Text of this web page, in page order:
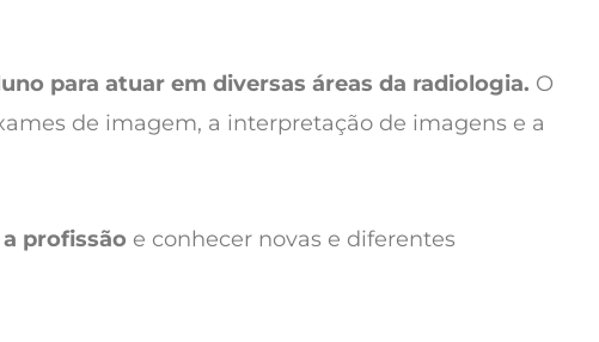
para atuar em diversas áreas da radiologia. O
de imagem, a interpretação de imagens e a
profissão e conhecer novas e diferentes